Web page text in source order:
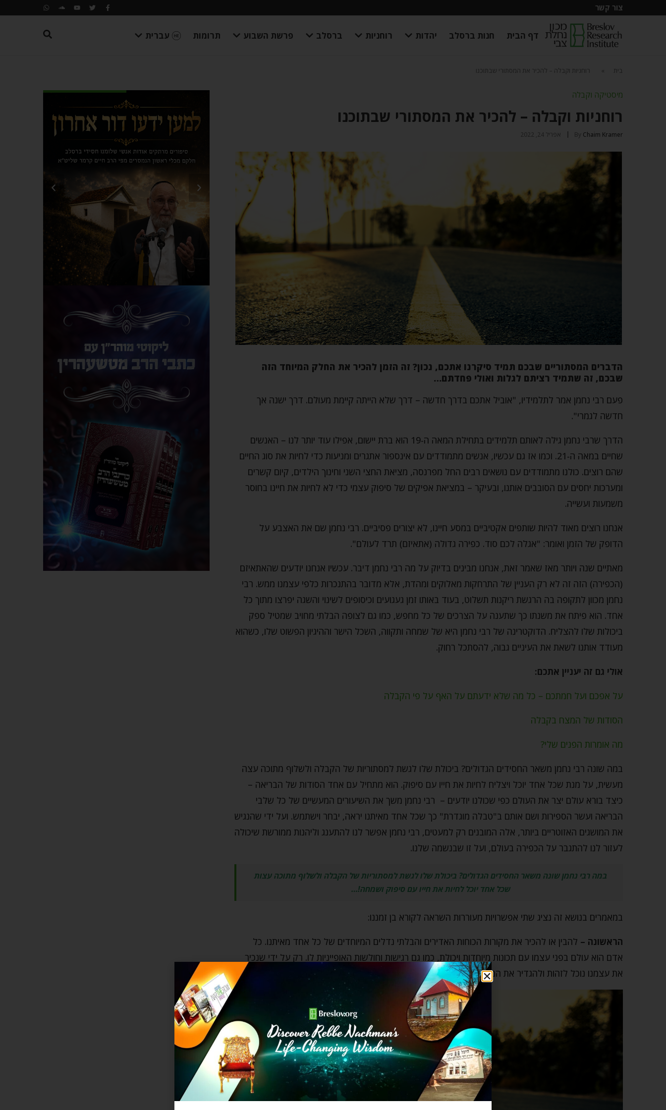
צור קשר
דף הבית חנות ברסלב יהדות רוחניות ברסלב פרשת השבוע תרומות עברית
בית רוחניות וקבלה – להכיר את המסתורי שבתוכנו
מיסטיקה וקבלה
רוחניות וקבלה – להכיר את המסתורי שבתוכנו
By Chaim Kramer אפריל 24, 2022
הדברים המסתוריים שבכם תמיד סיקרנו אתכם, נכון? זה הזמן להכיר את החלק המיוחד הזה
שבכם, זה שתמיד רציתם לגלות ואולי פחדתם…
פעם רבי נחמן אמר לתלמידיו, "אוביל אתכם בדרך חדשה – דרך שלא הייתה קיימת מעולם. דרך ישנה אך
חדשה לגמרי".
הדרך שרבי נחמן גילה לאותם תלמידים בתחילת המאה ה-19 הוא ברת יישום, אפילו עוד יותר לנו – האנשים
שחיים במאה ה-21. וכמו אז גם עכשיו, אנשים מתמודדים עם אינספור אתגרים ומניעות כדי לחיות את סוג החיים
שהם רוצים. כולנו מתמודדים עם נושאים רבים החל מפרנסה, מציאת החצי השני וחינוך הילדים, קיום קשרים
ומערכות יחסים עם הסובבים אותנו, ובעיקר – במציאת אפיקים של סיפוק עצמי כדי לא לחיות את חיינו בחוסר
משמעות ועשייה.
אנחנו רוצים מאוד להיות שותפים אקטיביים במסע חיינו, לא יצורים פסיביים. רבי נחמן שם את האצבע על
הדופק של הזמן ואומר: "אגלה לכם סוד. כפירה גדולה (אתאיזם) תרד לעולם".
מאתיים שנה ויותר מאז שאמר זאת, אנחנו מבינים בדיוק על מה רבי נחמן דיבר. עכשיו אנחנו יודעים שהאתאיזם
(הכפירה) הזה זה לא רק העניין של התרחקות מאלוקים ומהדת, אלא מדובר בהתנכרות כלפי עצמנו ממש. רבי
נחמן מכוון לתקופה בה הרגשת ריקנות תשלוט, בעוד באותו זמן געגועים וכיסופים לשינוי והשגה יפרצו מתוך כל
אחד. הוא פיתח את משנתו כך שתענה על הצרכים של כל מחפש, כמו גם לצופה הבלתי מחויב שמטיל ספק
ביכולות שלו להצליח. הדוקטרינה של רבי נחמן היא של שמחה ותקווה, השכל הישר וההיגיון הפשוט שלו, כשהוא
מעודד אותנו לשאת את העיניים גבוה, להסתכל רחוק.
אולי גם זה יעניין אתכם:
על אפכם ועל חמתכם – כל מה שלא ידעתם על האף על פי הקבלה
הסודות של המצח בקבלה
מה אומרות הפנים שלי?
במה שונה רבי נחמן משאר החסידים הגדולים? ביכולת שלו לגשת למסתוריות של הקבלה ולשלוף מתוכה עצה
מעשית, על מנת שכל אחד יוכל ויצליח לחיות את חייו עם סיפוק. הוא מתחיל עם אחד הסודות של הבריאה –
כיצד בורא עולם יצר את העולם כפי שכולנו יודעים – רבי נחמן משך את השיעורים המעשיים של כל שלבי
הבריאה ועשר הספירות ושם אותם ב"טבלה מוגדרת" כך שכל אחד מאיתנו יראה, יבחר וישתמש. ועל ידי שהנגיש
את המושגים האזוטריים ביותר, אלה המובנים רק למעטים, רבי נחמן אפשר לנו להתענג וליהנות ממורשת שיכולה
לעזור לנו להתגבר על הכפירה בעולם, ועל זו שבנשמה שלנו.
במה רבי נחמן שונה משאר החסידים הגדולים? ביכולת שלו לגשת למסתוריות של הקבלה ולשלוף מתוכה עצות
שכל אחד יוכל לחיות את חייו עם סיפוק ושמחה!…
במאמרים בנושא זה נציג שתי אפשרויות מעוררות השראה לקורא בן זמננו:
הראשונה – להבין או להכיר את מקורות הכוחות האדירים והבלתי נדלים המיוחדים של כל אחד מאיתנו. כל
אדם הוא עולם בפני עצמו עם תכונות מיוחדות ויכולת, כמו גם רגישות וחולשות האופייניות לו. רק על ידי שנכיר
את עצמנו נוכל לזהות ולהגדיר את המטרות שלנו, ולהתעלם ממה שנשגב מאיתנו או לא בר יישום והשגה.